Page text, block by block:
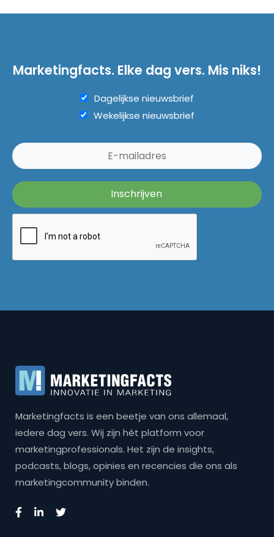
Marketingfacts. Elke dag vers. Mis niks!
Dagelijkse nieuwsbrief
Wekelijkse nieuwsbrief
Marketingfacts is een beetje van ons allemaal,
iedere dag vers. Wij zijn hét platform voor
marketingprofessionals. Het zijn de insights,
podcasts, blogs, opinies en recencies die ons als
marketingcommunity binden.